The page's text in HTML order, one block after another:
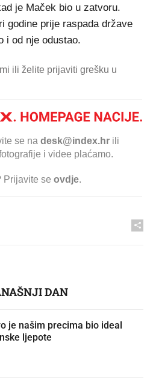
je Maček bio u zatvoru.
godine prije raspada države
i od nje odustao.
ili želite prijaviti grešku u
se na desk@index.hr ili
i videe plaćamo.
Prijavite se ovdje.
DAN
je našim precima bio ideal
ljepote